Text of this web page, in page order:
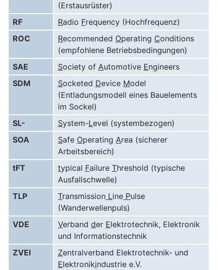
(Erstausrüster)
RF
Radio Frequency (Hochfrequenz)
ROC
Recommended Operating Conditions
(empfohlene Betriebsbedingungen)
SAE
Society of Automotive Engineers
SDM
Socketed Device Model
(Entladungsmodell eines Bauelements
im Sockel)
SL-
System-Level (systembezogen)
SOA
Safe Operating Area (sicherer
Arbeitsbereich)
tFT
typical Failure Threshold (typische
Ausfallschwelle)
TLP
Transmission Line Pulse
(Wanderwellenpuls)
VDE
Verband der Elektrotechnik, Elektronik
und Informationstechnik
ZVEI
Zentralverband Elektrotechnik- und
Elektronikindustrie e.V.